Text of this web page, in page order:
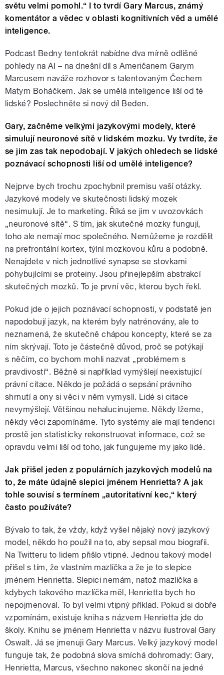
světu velmi pomohl.“ I to tvrdí Gary Marcus, známý
komentátor a vědec v oblasti kognitivních věd a umělé
inteligence.
Podcast Bedny tentokrát nabídne dva mírně odlišné
pohledy na AI – na dnešní díl s Američanem Garym
Marcusem naváže rozhovor s talentovaným Čechem
Matym Boháčkem. Jak se umělá inteligence liší od té
lidské? Poslechněte si nový díl Beden.
Gary, začněme velkými jazykovými modely, které
simulují neuronové sítě v lidském mozku. Vy tvrdíte, že
se jim zas tak nepodobají. V jakých ohledech se lidské
poznávací schopnosti liší od umělé inteligence?
Nejprve bych trochu zpochybnil premisu vaší otázky.
Jazykové modely ve skutečnosti lidský mozek
nesimulují. Je to marketing. Říká se jim v uvozovkách
„neuronové sítě“. S tím, jak skutečné mozky fungují,
toho ale nemají moc společného. Nemůžeme je rozdělit
na prefrontální kortex, týlní mozkovou kůru a podobně.
Nenajdete v nich jednotlivé synapse se stovkami
pohybujícími se proteiny. Jsou přinejlepším abstrakcí
skutečných mozků. To je první věc, kterou bych řekl.
Pokud jde o jejich poznávací schopnosti, v podstatě jen
napodobují jazyk, na kterém byly natrénovány, ale to
neznamená, že skutečně chápou koncepty, které se za
ním skrývají. Toto je částečně důvod, proč se potýkají
s něčím, co bychom mohli nazvat „problémem s
pravdivostí“. Běžně si například vymýšlejí neexistující
právní citace. Někdo je požádá o sepsání právního
shrnutí a ony si věci v něm vymyslí. Lidé si citace
nevymýšlejí. Většinou nehalucinujeme. Někdy lžeme,
někdy věci zapomínáme. Tyto systémy ale mají tendenci
prostě jen statisticky rekonstruovat informace, což se
opravdu velmi liší od toho, jak fungujeme my jako lidé.
Jak přišel jeden z populárních jazykových modelů na
to, že máte údajně slepici jménem Henrietta? A jak
tohle souvisí s termínem „autoritativní kec,“ který
často používáte?
Bývalo to tak, že vždy, když vyšel nějaký nový jazykový
model, někdo ho použil na to, aby sepsal mou biografii.
Na Twitteru to lidem přišlo vtipné. Jednou takový model
přišel s tím, že vlastním mazlíčka a že je to slepice
jménem Henrietta. Slepici nemám, natož mazlíčka a
kdybych takového mazlíčka měl, Henrietta bych ho
nepojmenoval. To byl velmi vtipný příklad. Pokud si dobře
vzpomínám, existuje kniha s názvem Henrietta jde do
školy. Knihu se jménem Henrietta v názvu ilustroval Gary
Oswalt. Já se jmenuji Gary Marcus. Velký jazykový model
funguje tak, že podobná slova smíchá dohromady: Gary,
Henrietta, Marcus, všechno nakonec skončí na jedné